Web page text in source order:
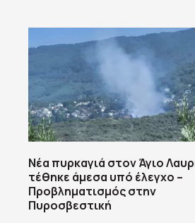
Νέα πυρκαγιά στον Άγιο
τέθηκε άμεσα υπό έλεγχο –
Προβληματισμός στην
Πυροσβεστική